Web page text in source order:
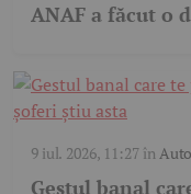
ANAF a făcut o
9 iul. 2026, 11:27înAuto
Gestul banal